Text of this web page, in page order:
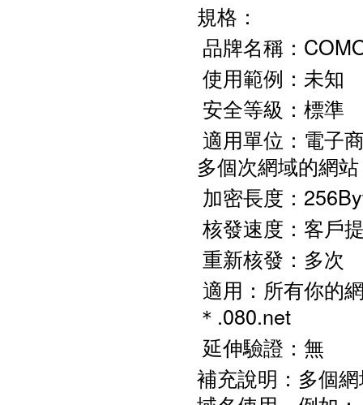
規格：
品牌名稱：
使用範例：未知
安全等級：標準
適用單位：電子
多個次網域的網站
加密長度：
核發速度：客戶
重新核發：多次
適用：所有你的
＊.080.net
延伸驗證：無
補充說明：多個